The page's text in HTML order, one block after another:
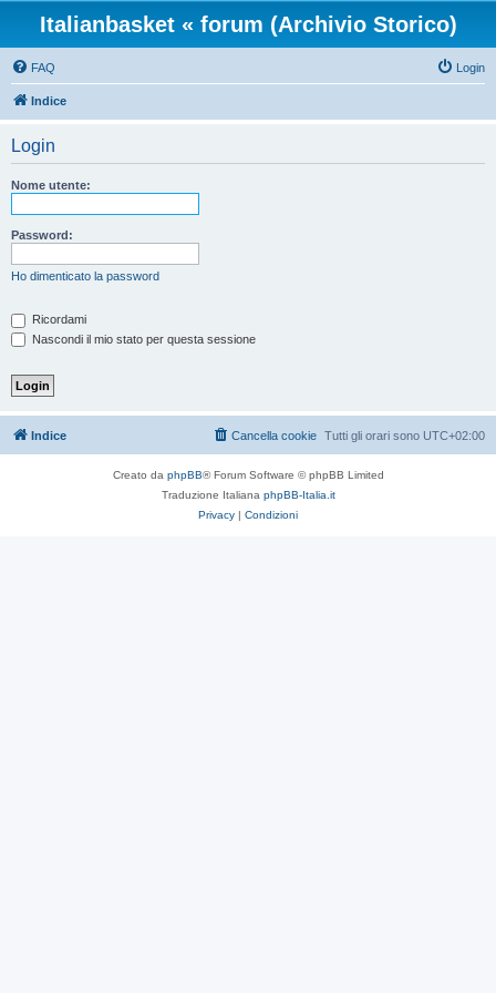
Italianbasket « forum (Archivio Storico)
FAQ Login
Indice
Login
Nome utente:
Password:
Ho dimenticato la password
Ricordami
Nascondi il mio stato per questa sessione
Indice Tutti gli orari sono UTC+02:00
Cancella cookie
Creato da phpBB® Forum Software © phpBB Limited
Traduzione Italiana phpBB-Italia.it
Privacy | Condizioni